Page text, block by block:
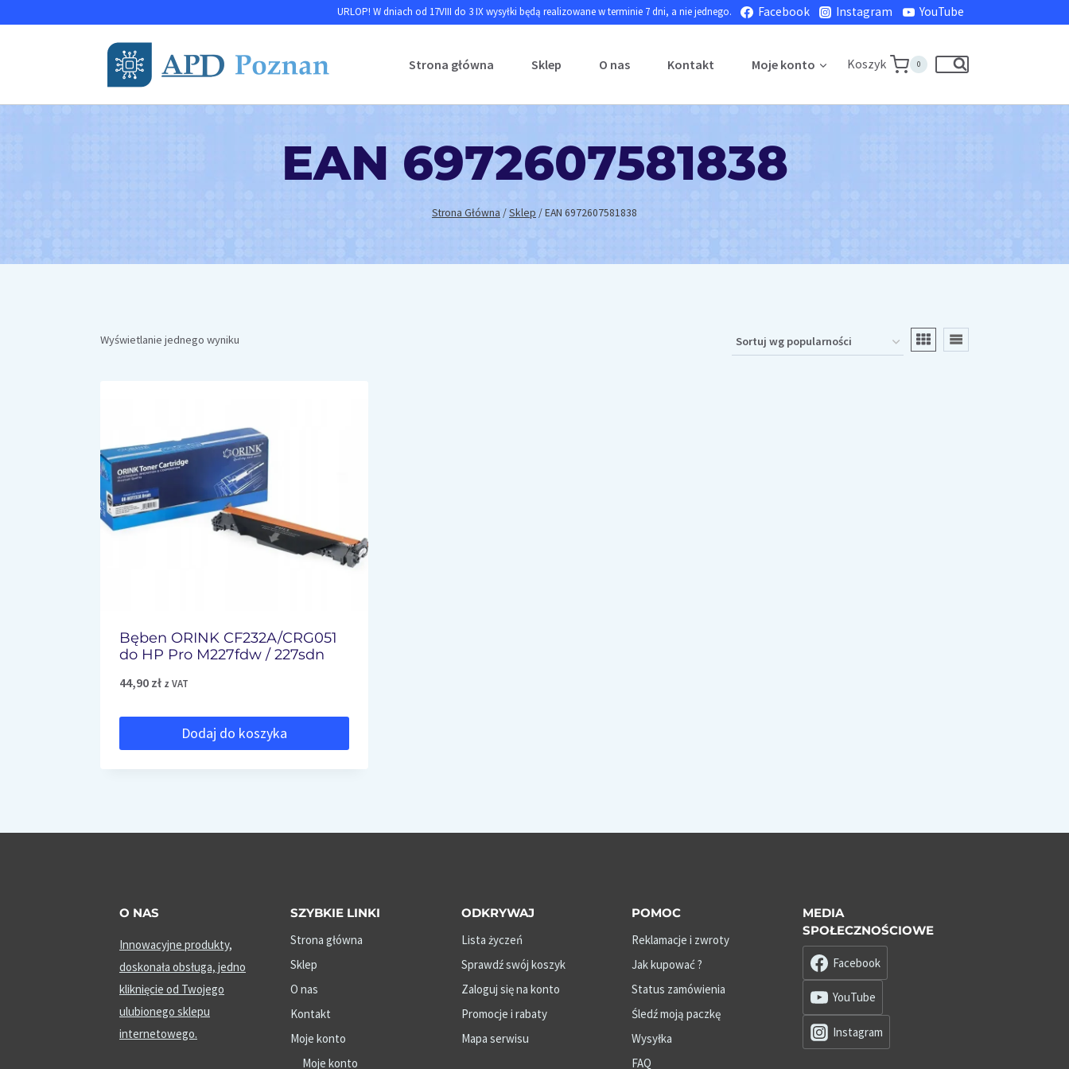
URLOP! W dniach od 17VIII do 3 IX wysyłki będą realizowane w terminie 7 dni, a nie jednego. Facebook Instagram YouTube
Strona główna Sklep O nas Kontakt Moje konto Koszyk 0
EAN 6972607581838
Strona Główna /Sklep /EAN 6972607581838
Wyświetlanie jednego wyniku
Bęben ORINK CF232A/CRG051
do HP Pro M227fdw / 227sdn
44,90 zł z VAT
Dodaj do koszyka
O NAS
Innowacyjne produkty,
doskonała obsługa, jedno
kliknięcie od Twojego
ulubionego sklepu
internetowego.
SZYBKIE LINKI
Strona główna
Sklep
O nas
Kontakt
Moje konto
Moje konto
ODKRYWAJ
Lista życzeń
Sprawdź swój koszyk
Zaloguj się na konto
Promocje i rabaty
Mapa serwisu
POMOC
Reklamacje i zwroty
Jak kupować ?
Status zamówienia
Śledź moją paczkę
Wysyłka
FAQ
MEDIA
SPOŁECZNOŚCIOWE
Facebook
YouTube
Instagram